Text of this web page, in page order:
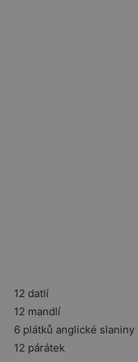
12 datlí
12 mandlí
6 plátků anglické slaniny
12 párátek